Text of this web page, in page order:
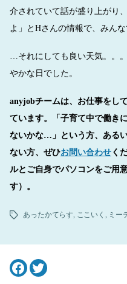
介されていて話が盛り上がり
よ」とHさんの情報で、みんな
…それにしても良い天気。。
やかな日でした。
anyjobチームは、お仕事をし
ています。「子育て中で働き
ないかな…」という方、ある
ない方、ぜひお問い合わせく
ルとご自身でパソコンをご用
す）。
タ
あったかてらす, ここいく , ミー
Facebook
Twitter